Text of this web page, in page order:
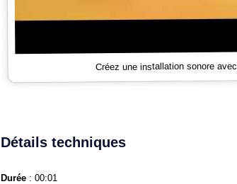
Créez une installation sonore avec
Détails techniques
Durée : 00:01